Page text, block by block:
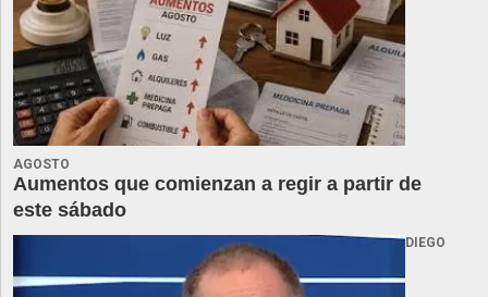
AGOSTO
Aumentos que comienzan a regir a partir de
este sábado
DIEGO